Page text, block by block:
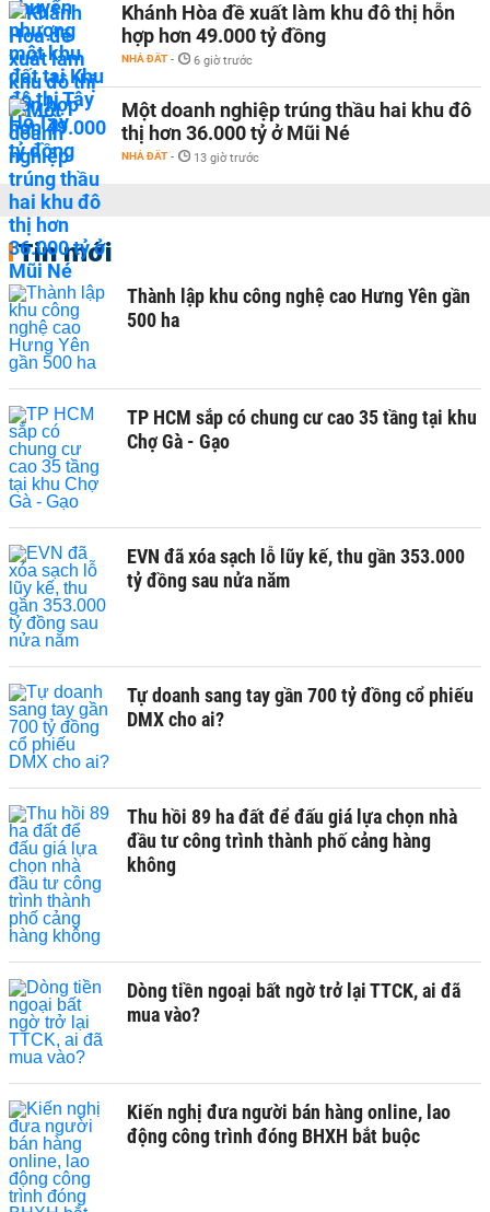
Khánh Hòa đề xuất làm khu đô thị hỗn
hợp hơn 49.000 tỷ đồng
NHÀ ĐẤT - 6 giờ trước
Một doanh nghiệp trúng thầu hai khu đô
thị hơn 36.000 tỷ ở Mũi Né
NHÀ ĐẤT - 13 giờ trước
Tin mới
Thành lập khu công nghệ cao Hưng Yên gần
500 ha
TP HCM sắp có chung cư cao 35 tầng tại khu
Chợ Gà - Gạo
EVN đã xóa sạch lỗ lũy kế, thu gần 353.000
tỷ đồng sau nửa năm
Tự doanh sang tay gần 700 tỷ đồng cổ phiếu
DMX cho ai?
Thu hồi 89 ha đất để đấu giá lựa chọn nhà
đầu tư công trình thành phố cảng hàng
không
Dòng tiền ngoại bất ngờ trở lại TTCK, ai đã
mua vào?
Kiến nghị đưa người bán hàng online, lao
động công trình đóng BHXH bắt buộc